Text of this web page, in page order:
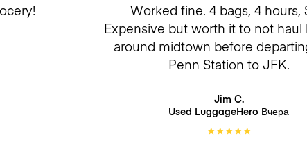
Worked fine. 4 bags, 4 hours,
Expensive but worth it to not haul
around midtown before
Penn Station to JFK.
Jim C.
Used LuggageHero Вчера
★★★★★